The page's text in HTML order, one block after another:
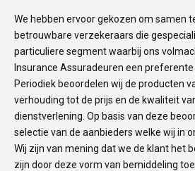
We hebben ervoor gekozen om samen
betrouwbare verzekeraars die
particuliere segment waarbij ons
Insurance Assuradeuren een
Periodiek beoordelen wij de producten
verhouding tot de prijs en de kwaliteit
dienstverlening. Op basis van deze
selectie van de aanbieders welke wij in
Wij zijn van mening dat we de klant het
zijn door deze vorm van bemiddeling toe